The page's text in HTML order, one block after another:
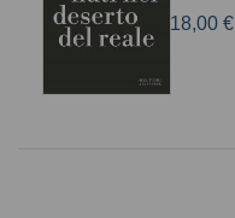
18,00 €